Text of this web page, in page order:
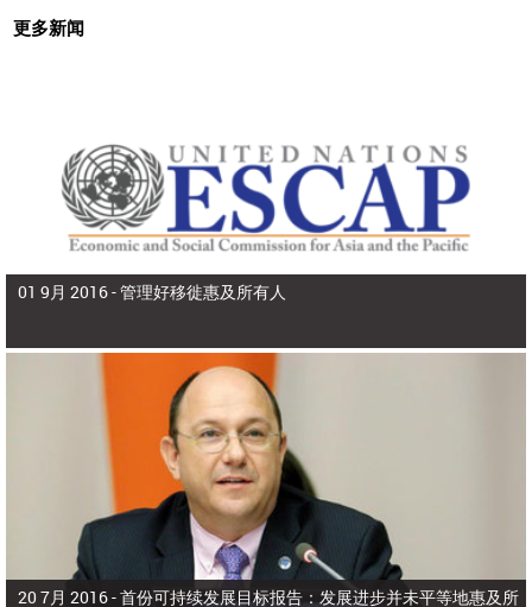
更多新闻
01 9月 2016 -管理好移徙惠及所有人
20 7月 2016 -首份可持续发展目标报告：发展进步并未平等地惠及所